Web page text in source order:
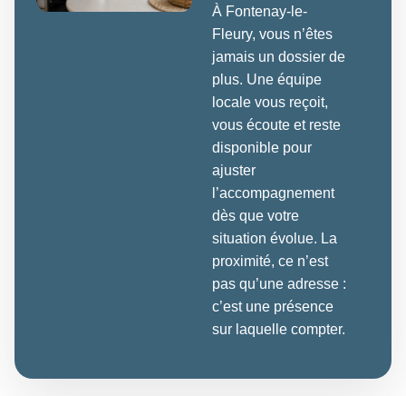
À Fontenay-le-
Fleury, vous n’êtes
jamais un dossier de
plus. Une équipe
locale vous reçoit,
vous écoute et reste
disponible pour
ajuster
l’accompagnement
dès que votre
situation évolue. La
proximité, ce n’est
pas qu’une adresse :
c’est une présence
sur laquelle compter.